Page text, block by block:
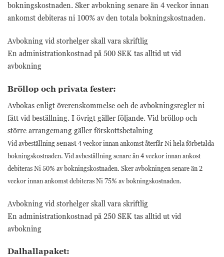
bokningskostnaden. Sker avbokning senare än 4 veckor innan
ankomst debiteras ni 100% av den totala bokningskostnaden.
Avbokning vid storhelger skall vara skriftlig
En administrationkostnad på 500 SEK tas alltid ut vid
avbokning
Bröllop och privata fester:
Avbokas enligt överenskommelse och de avbokningsregler ni
fått vid beställning. I övrigt gäller följande. Vid bröllop och
större arrangemang gäller förskottsbetalning
Vid avbeställningsenast4 veckor innan ankomst återfår Ni hela förbetalda
bokningskostnaden. Vid avbeställning senare än 4 veckor innan ankost
debiteras Ni 50% av bokningskostnaden. Sker avbokningen senare än 2
veckor innan ankomst debiteras Ni 75% av bokningskostnaden.
Avbokning vid storhelger skall vara skriftlig
En administrationkostnad på 250 SEK tas alltid ut vid
avbokning
Dalhallapaket:
på det avsedda
sättet utan
inga personligt
identifierbara
Statistik-cookies
används för att
förstå hur besökare
interagerar med
webbplatsen.
Dessa cookies
information om
mätvärden, antal
avvisningsfrekvens,
trafikkälla etc.